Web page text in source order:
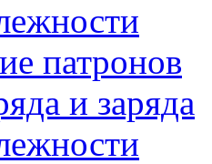
патронов
и заряда